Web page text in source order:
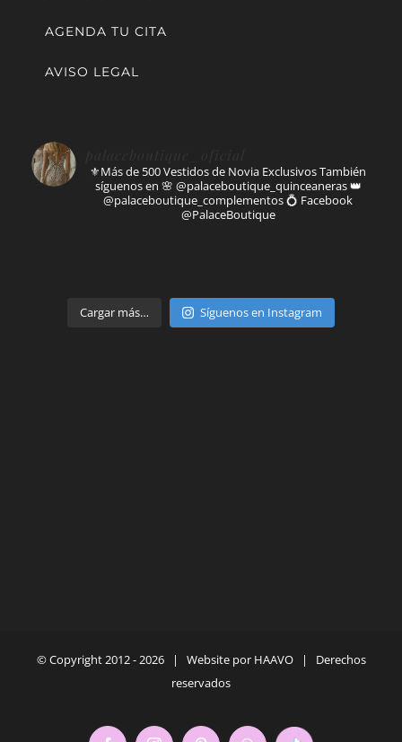
AGENDA TU CITA
AVISO LEGAL
⚜️Más de 500 Vestidos de Novia ExclusivosTambién
síguenos en 🌸 @palaceboutique_quinceaneras👑
@palaceboutique_complementos💍 Facebook
@PalaceBoutique
Parte de
Cargar más… Síguenos en Instagram
© Copyright 2012 -2026 | Website por HAAVO| Derechos
reservados
Tiktok